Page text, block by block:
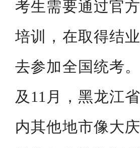
考生需要通过官
培训，在取得结
去参加全国统考
及11月，黑龙江
内其他地市像大